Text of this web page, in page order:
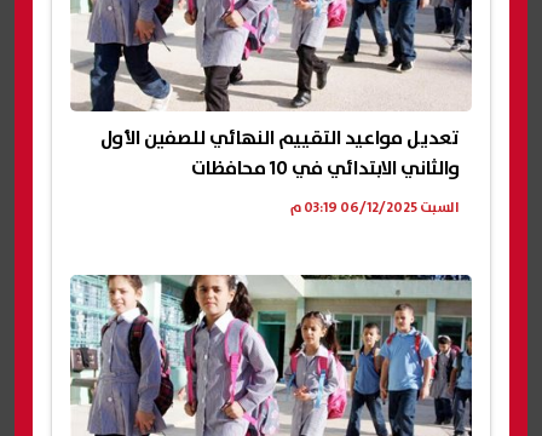
تعديل مواعيد التقييم النهائي للصفين الأول
والثاني الابتدائي في 10 محافظات
السبت 06/12/2025 03:19 م